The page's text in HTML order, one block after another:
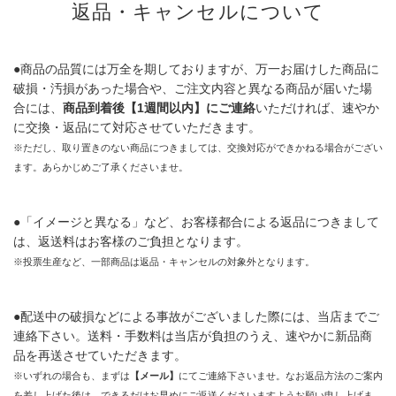
返品・キャンセルについて
●商品の品質には万全を期しておりますが、万一お届けした商品に
破損・汚損があった場合や、ご注文内容と異なる商品が届いた場
合には、 商品到着後【1週間以内】にご連絡いただければ、速やか
に交換・返品にて対応させていただきます。
※ただし、取り置きのない商品につきましては、交換対応ができかねる場合がござい
ます。あらかじめご了承くださいませ。
●「イメージと異なる」など、お客様都合による返品につきまして
は、返送料はお客様のご負担となります。
※投票生産など、一部商品は返品・キャンセルの対象外となります。
●配送中の破損などによる事故がございました際には、当店までご
連絡下さい。送料・手数料は当店が負担のうえ、速やかに新品商
品を再送させていただきます。
※いずれの場合も、まずは 【メール】 にてご連絡下さいませ。なお返品方法のご案内